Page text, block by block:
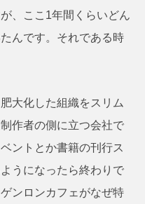
、ここ1年間くらいどん
んです。それである時
大化した組織をスリム
作者の側に立つ会社で
ントとか書籍の刊行ス
うになったら終わりで
ンロンカフェがなぜ特